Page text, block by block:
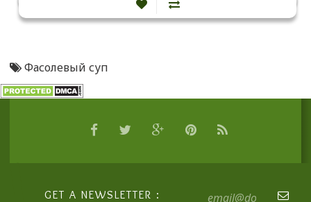
Фасолевый суп
GET A NEWSLETTER :